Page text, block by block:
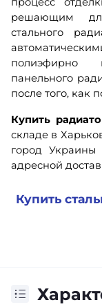
решающим
стального
полиэфирно
панельного
после того, как
Купить
складе в
город
адресной
Купить